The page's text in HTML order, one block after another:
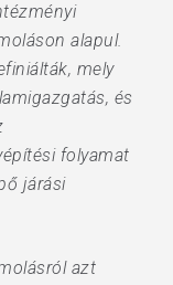
alapul.
mely
és
folyamat
járási
azt